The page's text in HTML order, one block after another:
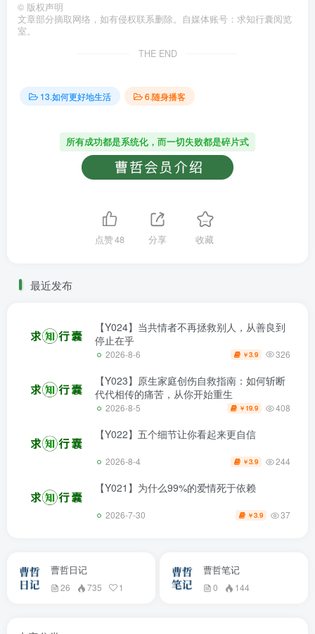
© 版权声明
文章部分摘取网络，如有侵权联系删除。自媒体账号：求知行囊阅览
室。
THE END
13.如何更好地生活 6.随身播客
所有成功都是系统化，而一切失败都是碎片式
点赞48 分享 收藏
最近发布
【Y024】当共情者不再拯救别人，从善良到
停止在乎
2026-8-6 ￥3.9 326
【Y023】原生家庭创伤自救指南：如何斩断
代代相传的痛苦，从你开始重生
2026-8-5 ￥ 19.9 408
【Y022】五个细节让你看起来更自信
2026-8-4 ￥3.9 244
【Y021】为什么99%的爱情死于依赖
2026-7-30 ￥3.9 37
曹哲日记
26 735 1
曹哲笔记
0 144